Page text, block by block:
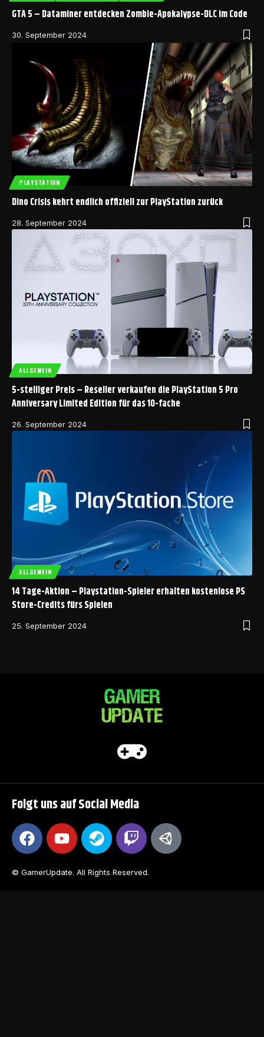
GTA 5 – Dataminer entdecken Zombie-Apokalypse-DLC im Code
30. September 2024
PLAYSTATION
Dino Crisis kehrt endlich offiziell zur PlayStation zurück
28. September 2024
ALLGEMEIN
5-stelliger Preis – Reseller verkaufen die PlayStation 5 Pro
Anniversary Limited Edition für das 10-fache
26. September 2024
ALLGEMEIN
14 Tage-Aktion – Playstation-Spieler erhalten kostenlose PS
Store-Credits fürs Spielen
25. September 2024
Folgt uns auf Social Media
© GamerUpdate. All Rights Reserved.